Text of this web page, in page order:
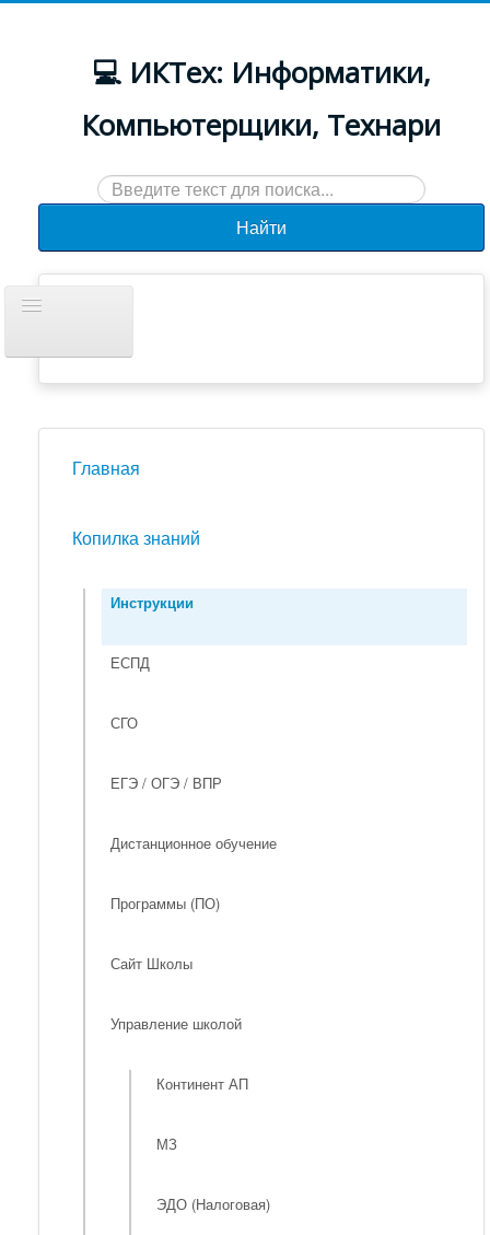
💻 ИКТех: Информатики,
Компьютерщики, Технари
Искать...
Найти
навигацию
Новости
Главная
Копилка знаний
Инструкции
ЕСПД
СГО
ЕГЭ / ОГЭ / ВПР
Дистанционное обучение
Программы (ПО)
Сайт Школы
Управление школой
Континент АП
МЗ
ЭДО (Налоговая)